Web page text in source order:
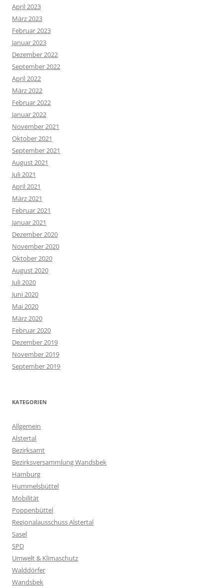
April 2023
März 2023
Februar 2023
Januar 2023
Dezember 2022
September 2022
April 2022
März 2022
Februar 2022
Januar 2022
November 2021
Oktober 2021
September 2021
August 2021
Juli 2021
April 2021
März 2021
Februar 2021
Januar 2021
Dezember 2020
November 2020
Oktober 2020
August 2020
Juli 2020
Juni 2020
Mai 2020
März 2020
Februar 2020
Dezember 2019
November 2019
September 2019
KATEGORIEN
Allgemein
Alstertal
Bezirksamt
Bezirksversammlung Wandsbek
Hamburg
Hummelsbüttel
Mobilität
Poppenbüttel
Regionalausschuss Alstertal
Sasel
SPD
Umwelt & Klimaschutz
Walddörfer
Wandsbek